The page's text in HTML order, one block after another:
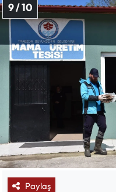
9 / 10
Paylaş